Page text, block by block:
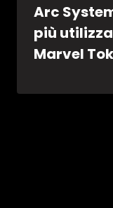
Arc
più
Marvel